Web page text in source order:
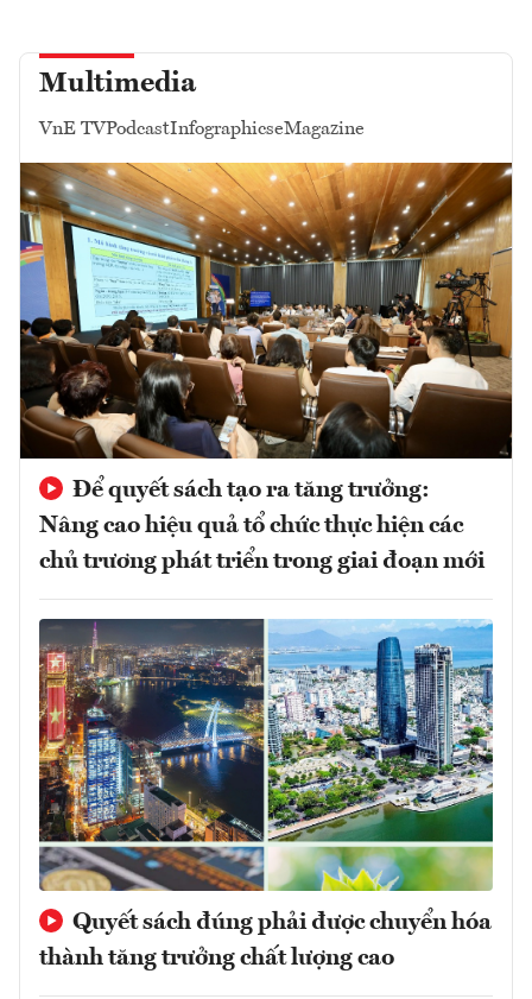
Multimedia
VnE TVPodcastInfographicseMagazine
Để quyết sách tạo ra tăng trưởng:
Nâng cao hiệu quả tổ chức thực hiện các
chủ trương phát triển trong giai đoạn mới
Quyết sách đúng phải được chuyển hóa
thành tăng trưởng chất lượng cao